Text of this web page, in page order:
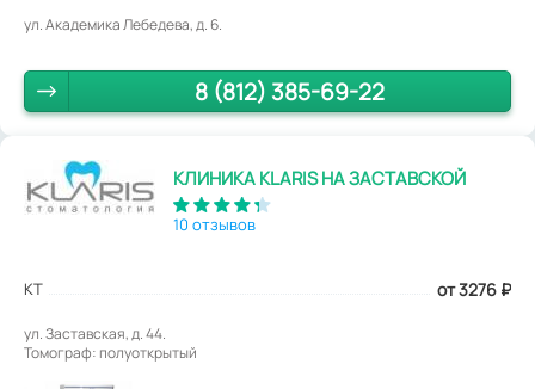
ул. Академика Лебедева, д. 6.
8 (812) 385-69-22
КЛИНИКА KLARIS НА ЗАСТАВСКОЙ
10 отзывов
КТ от 3276 ₽
ул. Заставская, д. 44.
Томограф: полуоткрытый